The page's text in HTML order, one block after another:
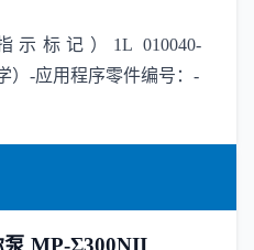
示标记）1L 010040-
）-应用程序零件编号：-
MP-Σ300NII